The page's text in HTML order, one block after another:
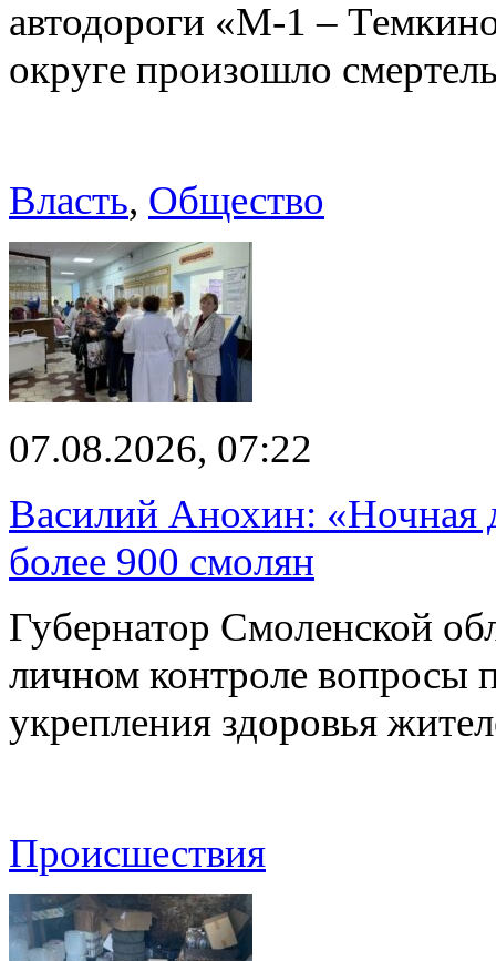
автодороги «М-1 –
округе произошло
Власть, Общество
07.08.2026, 07:22
Василий Анохин: «Ночная
более 900 смолян
Губернатор Смоленской
личном контроле вопросы
укрепления здоровья
Происшествия